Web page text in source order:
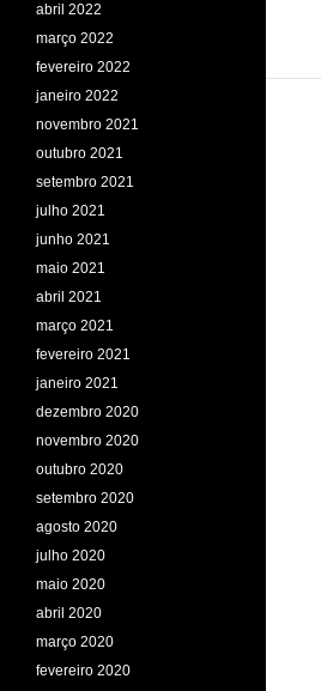
abril 2022
março 2022
fevereiro 2022
janeiro 2022
novembro 2021
outubro 2021
setembro 2021
julho 2021
junho 2021
maio 2021
abril 2021
março 2021
fevereiro 2021
janeiro 2021
dezembro 2020
novembro 2020
outubro 2020
setembro 2020
agosto 2020
julho 2020
maio 2020
abril 2020
março 2020
fevereiro 2020